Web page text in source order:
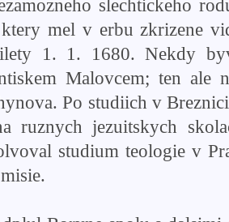
slechtickeho
mel v erbu zkrizene
1. 1. 1680. Nekdy
Malovcem; ten ale
Po studiich v
ruznych jezuitskych
studium teologie v